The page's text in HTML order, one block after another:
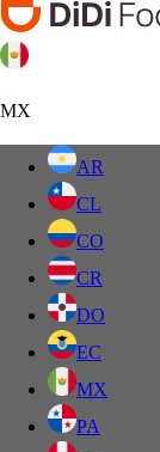
MX
AR
CL
CO
CR
DO
EC
MX
PA